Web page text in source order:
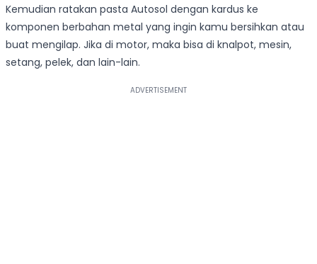
Kemudian ratakan pasta Autosol dengan kardus ke
komponen berbahan metal yang ingin kamu bersihkan atau
buat mengilap. Jika di motor, maka bisa di knalpot, mesin,
setang, pelek, dan lain-lain.